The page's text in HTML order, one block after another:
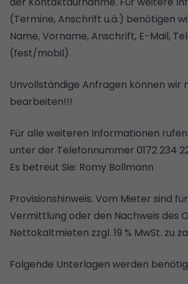
(Termine, Anschrift u.ä.) benötigen
Name, Vorname, Anschrift, E-Mail,
(fest/mobil).
Unvollständige Anfragen können wir
bearbeiten!!!
Für alle weiteren Informationen
unter der Telefonnummer 0172 234
Es betreut Sie: Romy Bollmann
Provisionshinweis: Vom Mieter sind
Vermittlung oder den Nachweis des
Nettokaltmieten zzgl. 19 % MwSt. zu
Folgende Unterlagen werden